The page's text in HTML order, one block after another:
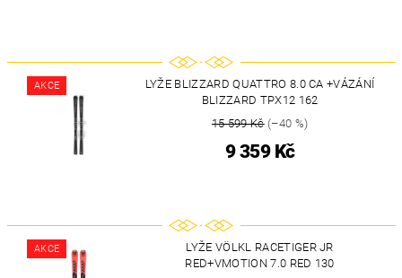
AKCE
LYŽE BLIZZARD QUATTRO 8.0 CA +VÁZÁNÍ
BLIZZARD TPX12 162
15 599 Kč(–40 %)
9 359 Kč
AKCE
LYŽE VÖLKL RACETIGER JR
RED+VMOTION 7.0 RED 130